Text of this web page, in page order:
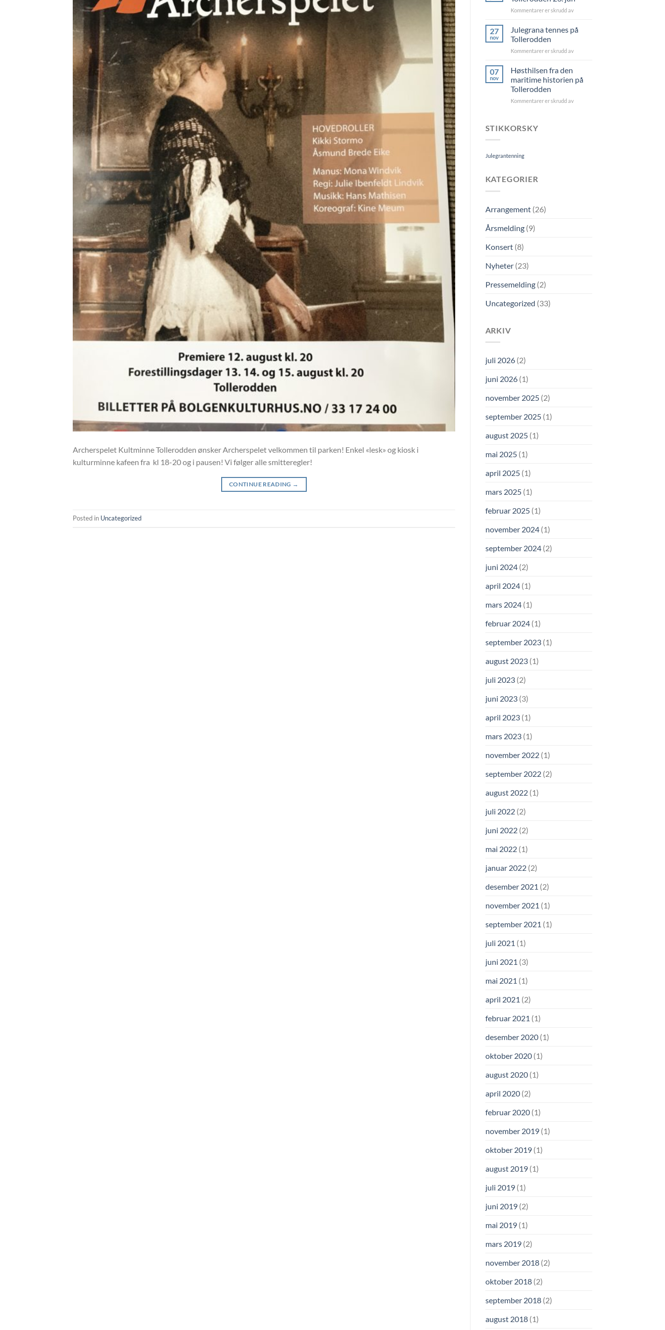
Archerspelet Kultminne Tollerodden ønsker Archerspelet velkommen til parken! Enkel «lesk» og kiosk i
kulturminne kafeen fra kl 18-20 og i pausen! Vi følger alle smitteregler!
CONTINUE READING →
Posted in Uncategorized
juli
Kommentarer er skrudd avfor
familiefest
Tollerodden
jun
27
nov
Julegrana tennes på
Tollerodden
Kommentarer er skrudd avfor
Tollerodden
07
nov
Høsthilsen fra den
maritime historien på
Tollerodden
Kommentarer er skrudd avfor
STIKKORSKY
Julegrantenning
KATEGORIER
Arrangement(26)
Årsmelding(9)
Konsert(8)
Nyheter(23)
Pressemelding(2)
Uncategorized (33)
ARKIV
juli 2026(2)
juni 2026(1)
november 2025(2)
september 2025(1)
august 2025(1)
mai 2025(1)
april 2025(1)
mars 2025(1)
februar 2025(1)
november 2024(1)
september 2024(2)
juni 2024(2)
april 2024(1)
mars 2024(1)
februar 2024(1)
september 2023(1)
august 2023(1)
juli 2023(2)
juni 2023(3)
april 2023(1)
mars 2023(1)
november 2022(1)
september 2022(2)
august 2022(1)
juli 2022(2)
juni 2022(2)
mai 2022(1)
januar 2022(2)
desember 2021 (2)
november 2021 (1)
september 2021 (1)
juli 2021 (1)
juni 2021 (3)
mai 2021 (1)
april 2021 (2)
februar 2021 (1)
desember 2020(1)
oktober 2020(1)
august 2020(1)
april 2020(2)
februar 2020(1)
november 2019(1)
oktober 2019(1)
august 2019(1)
juli 2019(1)
juni 2019(2)
mai 2019(1)
mars 2019(2)
november 2018(2)
oktober 2018(2)
september 2018(2)
august 2018(1)